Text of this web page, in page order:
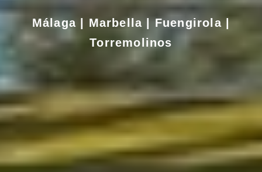
Málaga | Marbella | Fuengirola |
Torremolinos